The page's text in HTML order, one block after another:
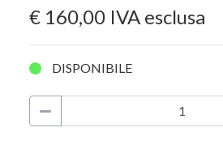
€ 160,00 IVA esclusa
DISPONIBILE